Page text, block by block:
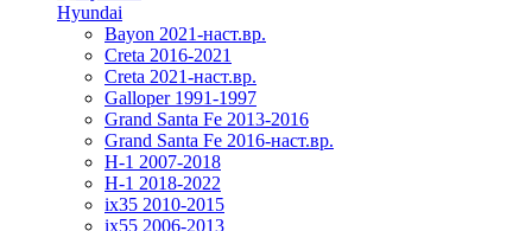
Hyundai
Bayon 2021-наст.вр.
Creta 2016-2021
Creta 2021-наст.вр.
Galloper 1991-1997
Grand Santa Fe 2013-2016
Grand Santa Fe 2016-наст.вр.
H-1 2007-2018
H-1 2018-2022
ix35 2010-2015
ix55 2006-2013